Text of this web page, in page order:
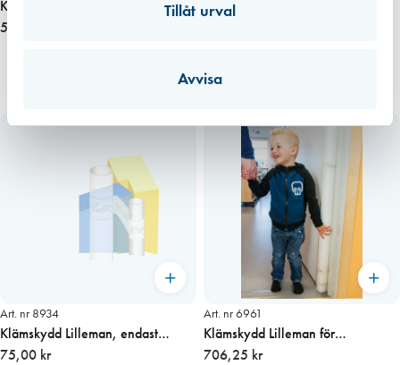
Tillåt urval
Avvisa
Klämfri-list grå, 2070 mm endast
gummi
568,75 kr
Klämskydd Door slam stopper
Art. nr 8934
Klämskydd Lilleman, endast
resårband
75,00 kr
Art. nr 6961
Klämskydd Lilleman för
innerdörrar 138 cm
706,25 kr